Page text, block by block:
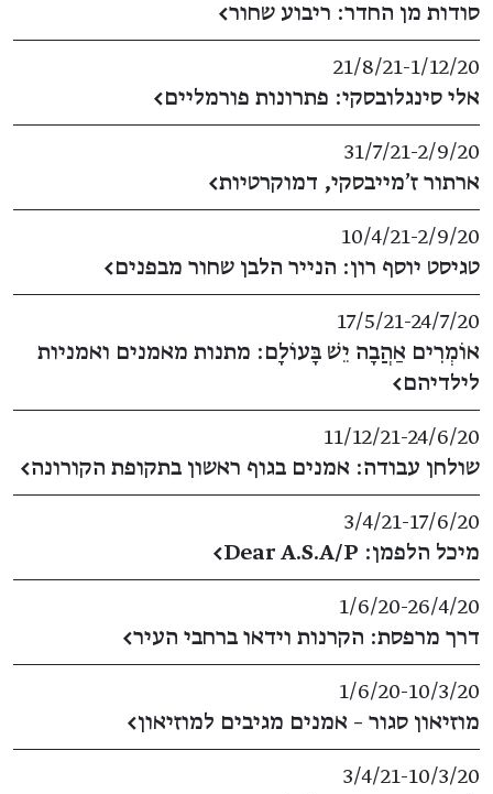
סודות מן החדר: ריבוע שחור←
1/12/20
​-​
21/8/21
אלי סינגלובסקי: פתרונות פורמליים←
2/9/20
​-​
31/7/21
ארתור ז'מייבסקי, דמוקרטיות←
2/9/20
​-​
10/4/21
טגיסט יוסף רון: הנייר הלבן שחור מבפנים←
24/7/20
​-​
17/5/21
אוֹמְרִים אַהֲבָה יֵשׁ בָּעוֹלָם: מתנות מאמנים ואמניות
לילדיהם←
24/6/20
​-​
11/12/21
שולחן עבודה: אמנים בגוף ראשון בתקופת הקורונה←
17/6/20
​-​
3/4/21
מיכל הלפמן: Dear A.S.A/P
←
26/4/20
​-​
1/6/20
דרך מרפסת: הקרנות וידאו ברחבי העיר←
10/3/20
​-​
1/6/20
מוזיאון סגור – אמנים מגיבים למוזיאון←
10/3/20
​-​
3/4/21